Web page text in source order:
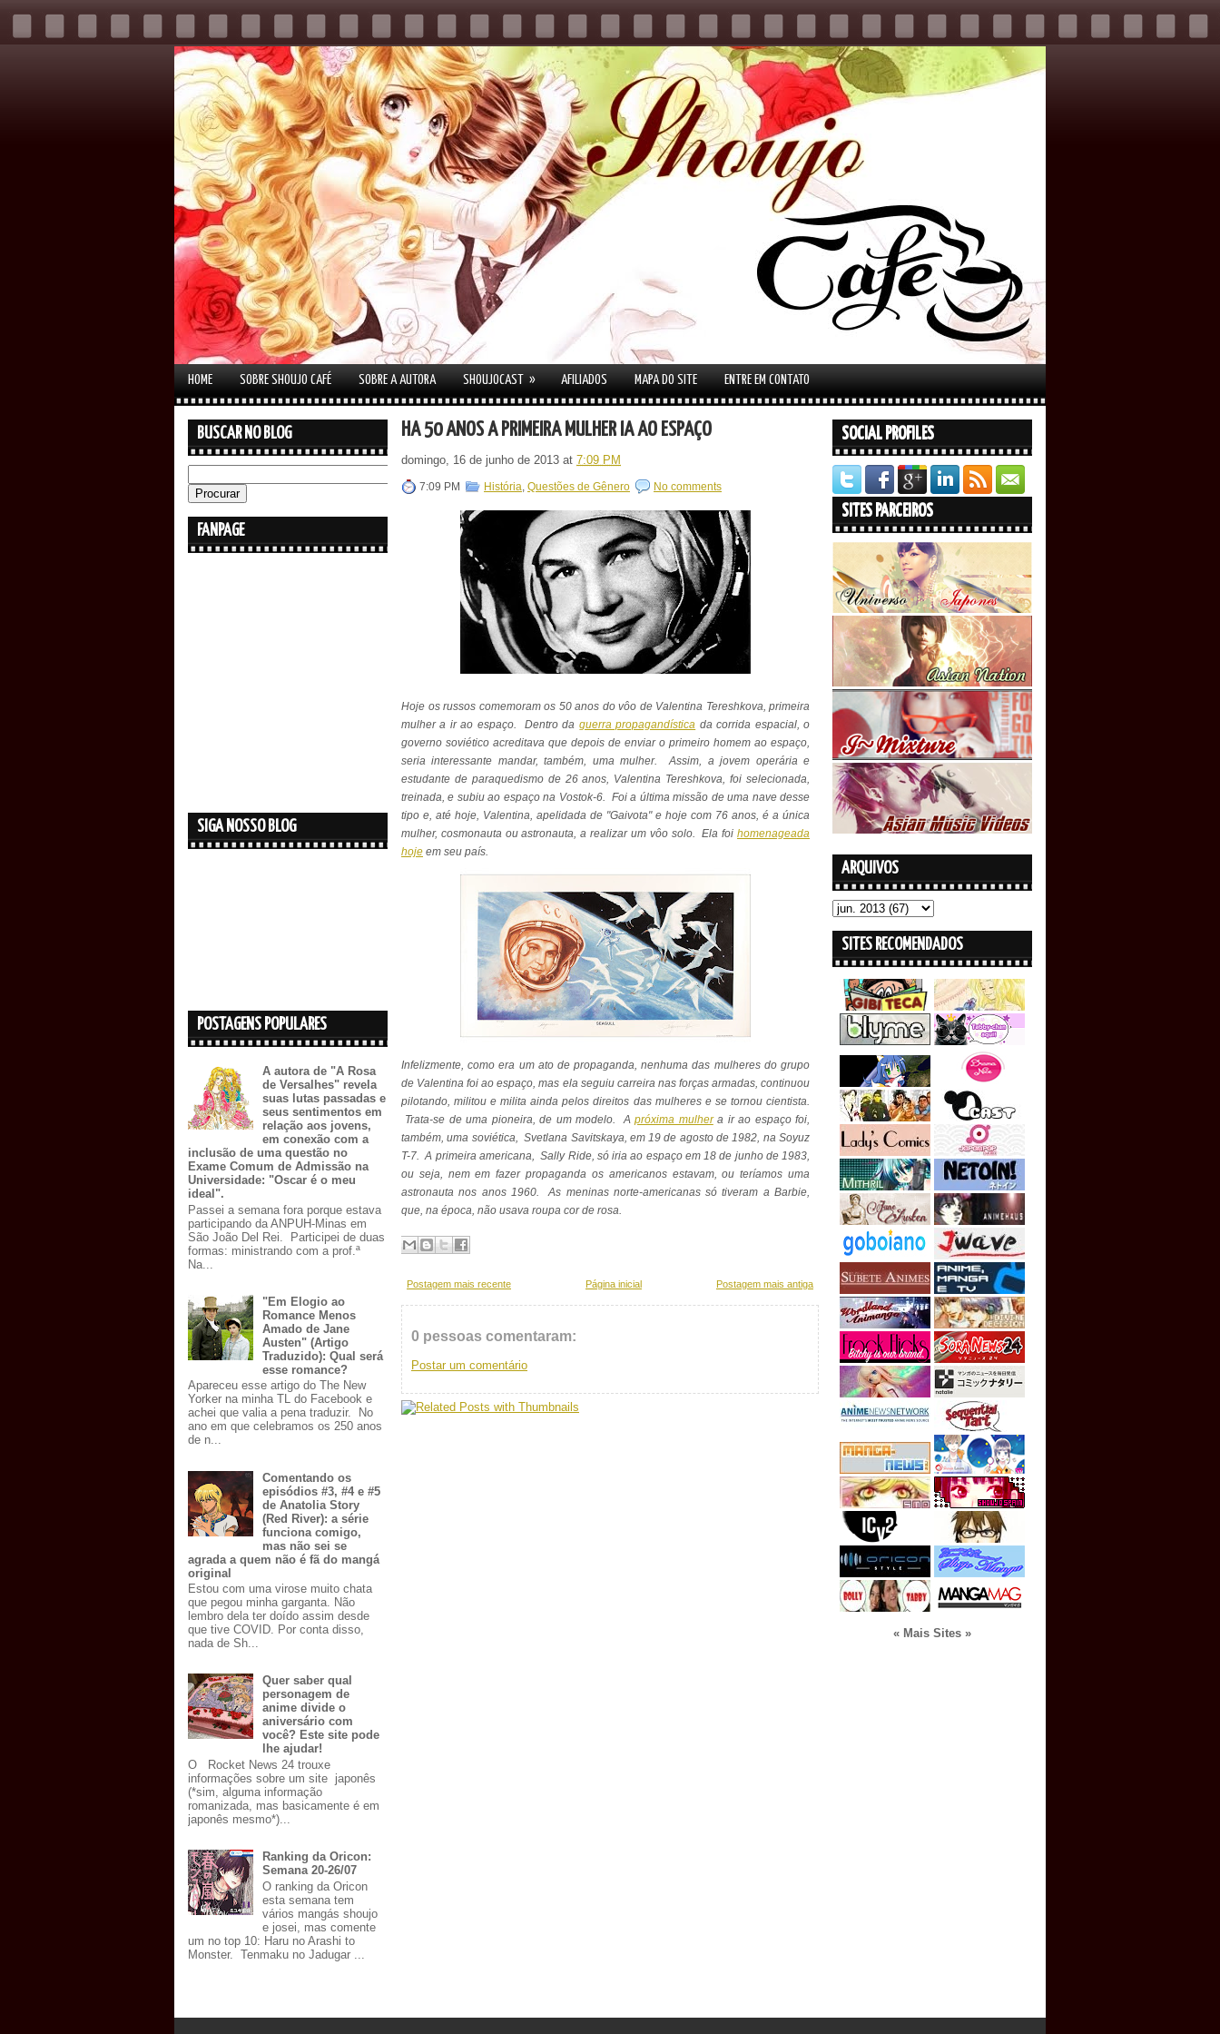
HOME SOBRE SHOUJO CAFÉ SOBRE A AUTORA SHOUJOCAST » AFILIADOS MAPA DO SITE ENTRE EM CONTATO
BUSCAR NO BLOG
FANPAGE
SIGA NOSSO BLOG
POSTAGENS POPULARES
A autora de "A Rosa
de Versalhes" revela
suas lutas passadas e
seus sentimentos em
relação aos jovens,
em conexão com a
inclusão de uma questão no
Exame Comum de Admissão na
Universidade: "Oscar é o meu
ideal".
Passei a semana fora porque estava
participando da ANPUH-Minas em
São João Del Rei. Participei de duas
formas: ministrando com a prof.ª
Na...
"Em Elogio ao
Romance Menos
Amado de Jane
Austen" (Artigo
Traduzido): Qual será
esse romance?
Apareceu esse artigo do The New
Yorker na minha TL do Facebook e
achei que valia a pena traduzir. No
ano em que celebramos os 250 anos
de n...
Comentando os
episódios #3, #4 e #5
de Anatolia Story
(Red River): a série
funciona comigo,
mas não sei se
agrada a quem não é fã do mangá
original
Estou com uma virose muito chata
que pegou minha garganta. Não
lembro dela ter doído assim desde
que tive COVID. Por conta disso,
nada de Sh...
Quer saber qual
personagem de
anime divide o
aniversário com
você? Este site pode
lhe ajudar!
O Rocket News 24 trouxe
informações sobre um site japonês
(*sim, alguma informação
romanizada, mas basicamente é em
japonês mesmo*)...
Ranking da Oricon:
Semana 20-26/07
O ranking da Oricon
esta semana tem
vários mangás shoujo
e josei, mas comente
um no top 10: Haru no Arashi to
Monster. Tenmaku no Jadugar ...
HÁ 50 ANOS A PRIMEIRA MULHER IA AO ESPAÇO
domingo, 16 de junho de 2013 at 7:09 PM
7:09 PM História, Questões de Gênero No comments
Hoje os russos comemoram os 50 anos do vôo de Valentina Tereshkova, primeira
mulher a ir ao espaço. Dentro da guerra propagandística da corrida espacial, o
governo soviético acreditava que depois de enviar o primeiro homem ao espaço,
seria interessante mandar, também, uma mulher. Assim, a jovem operária e
estudante de paraquedismo de 26 anos, Valentina Tereshkova, foi selecionada,
treinada, e subiu ao espaço na Vostok-6. Foi a última missão de uma nave desse
tipo e, até hoje, Valentina, apelidada de "Gaivota" e hoje com 76 anos, é a única
mulher, cosmonauta ou astronauta, a realizar um vôo solo. Ela foi homenageada
hoje em seu país.
Infelizmente, como era um ato de propaganda, nenhuma das mulheres do grupo
de Valentina foi ao espaço, mas ela seguiu carreira nas forças armadas, continuou
pilotando, militou e milita ainda pelos direitos das mulheres e se tornou cientista.
Trata-se de uma pioneira, de um modelo. Apróxima mulhera ir ao espaço foi,
também, uma soviética, Svetlana Savitskaya, em 19 de agosto de 1982, na Soyuz
T-7. A primeira americana, Sally Ride, só iria ao espaço em 18 de junho de 1983,
ou seja, nem em fazer propaganda os americanos estavam, ou teríamos uma
astronauta nos anos 1960. As meninas norte-americanas só tiveram a Barbie,
que, na época, não usava roupa cor de rosa.
Postagem mais recente Postagem mais antiga
Página inicial
0 pessoas comentaram:
Postar um comentário
SOCIAL PROFILES
SITES PARCEIROS
ARQUIVOS
SITES RECOMENDADOS
« Mais Sites »